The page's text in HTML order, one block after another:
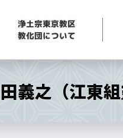
浄土宗東京教区
教化団について
之（江東組